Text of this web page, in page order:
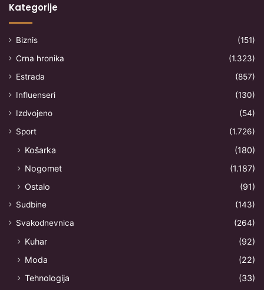
Kategorije
Biznis
(151)
Crna hronika
(1.323)
Estrada
(857)
Influenseri
(130)
Izdvojeno
(54)
Sport
(1.726)
Košarka
(180)
Nogomet
(1.187)
Ostalo
(91)
Sudbine
(143)
Svakodnevnica
(264)
Kuhar
(92)
Moda
(22)
Tehnologija
(33)